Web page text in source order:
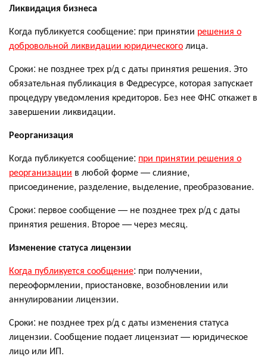
Ликвидация бизнеса
Когда публикуется сообщение: при принятии решения о
добровольной ликвидации юридическоголица.
Сроки: не позднее трех р/д с даты принятия решения. Это
обязательная публикация в Федресурсе, которая запускает
процедуру уведомления кредиторов. Без нее ФНС откажет в
завершении ликвидации.
Реорганизация
Когда публикуется сообщение: при принятии решения о
реорганизации в любой форме — слияние,
присоединение, разделение, выделение, преобразование.
Сроки: первое сообщение — не позднее трех р/д с даты
принятия решения. Второе — через месяц.
Изменение статуса лицензии
Когда публикуется сообщение: при получении,
переоформлении, приостановке, возобновлении или
аннулировании лицензии.
Сроки: не позднее трех р/д с даты изменения статуса
лицензии. Сообщение подает лицензиат — юридическое
лицо или ИП.